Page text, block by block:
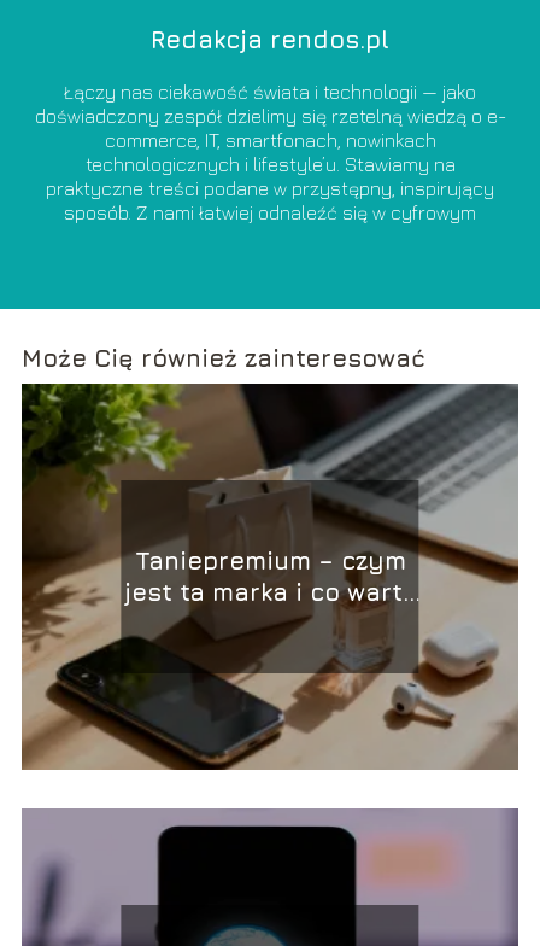
Redakcja rendos.pl
Łączy nas ciekawość świata i technologii — jako
doświadczony zespół dzielimy się rzetelną wiedzą o e-
commerce, IT, smartfonach, nowinkach
technologicznych i lifestyle’u. Stawiamy na
praktyczne treści podane w przystępny, inspirujący
sposób. Z nami łatwiej odnaleźć się w cyfrowym
Może Cię również zainteresować
Taniepremium – czym
jest ta marka i co warto
kupić?